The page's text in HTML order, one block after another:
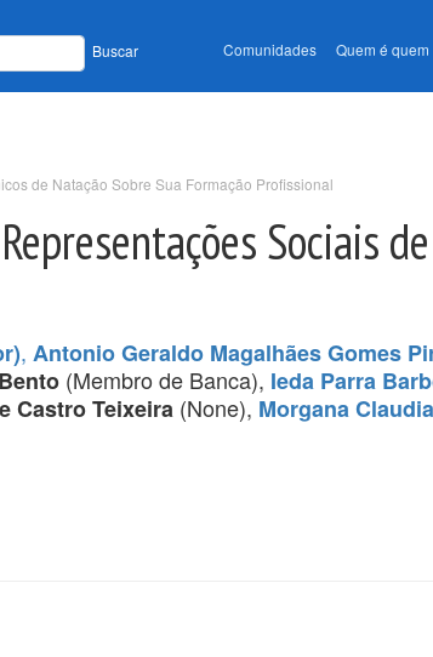
Buscar Comunidades Quem é quem
de Natação Sobre Sua Formação Profissional
Sociais
, Antonio Geraldo Magalhães Gomes
(Membro de Banca), Ieda Parra
Castro Teixeira (None), Morgana